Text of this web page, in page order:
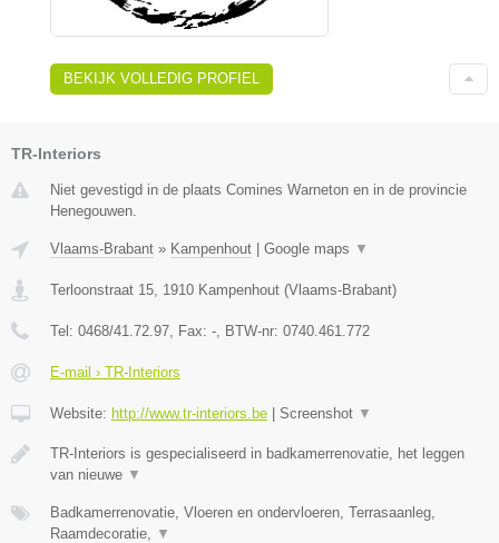
BEKIJK VOLLEDIG PROFIEL
TR-Interiors
Niet gevestigd in de plaats Comines Warneton en in de provincie
Henegouwen.
Vlaams-Brabant » Kampenhout | Google maps ▼
Terloonstraat 15 1910 Kampenhout (Vlaams-Brabant)
Tel: 0468/41.72.97 , Fax: - , BTW-nr: 0740.461.772
E-mail › TR-Interiors
Website: http://www.tr-interiors.be | Screenshot ▼
TR-Interiors is gespecialiseerd in badkamerrenovatie, het leggen
van nieuwe ▼
Badkamerrenovatie, Vloeren en ondervloeren, Terrasaanleg,
Raamdecoratie,
▼